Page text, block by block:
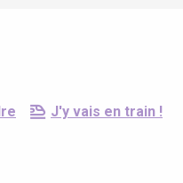
J'y vais en train !